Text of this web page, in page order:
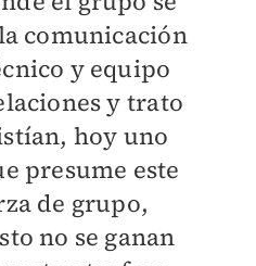
comunicación
y equipo
y trato
hoy uno
presume este
de grupo,
no se ganan